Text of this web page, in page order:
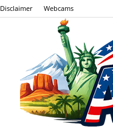
Disclaimer Webcams